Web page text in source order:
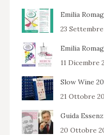
Emilia
23 Settembre
Emilia
11 Dicembre
Slow Wine
21 Ottobre
Guida
20 Ottobre